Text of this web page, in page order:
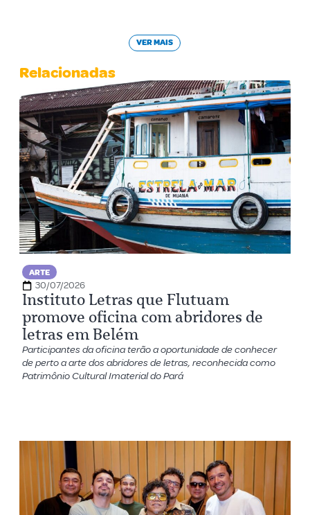
VER MAIS
Relacionadas
ARTE
30/07/2026
Instituto Letras que Flutuam
promove oficina com abridores de
letras em Belém
Participantes da oficina terão a oportunidade de conhecer
de perto a arte dos abridores de letras, reconhecida como
Patrimônio Cultural Imaterial do Pará